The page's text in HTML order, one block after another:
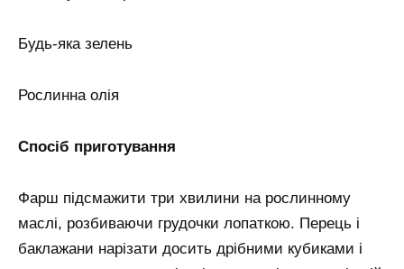
Будь-яка зелень
Рослинна олія
Спосіб приготування
Фарш підсмажити три хвилини на рослинному
маслі, розбиваючи грудочки лопаткою. Перець і
баклажани нарізати досить дрібними кубиками і